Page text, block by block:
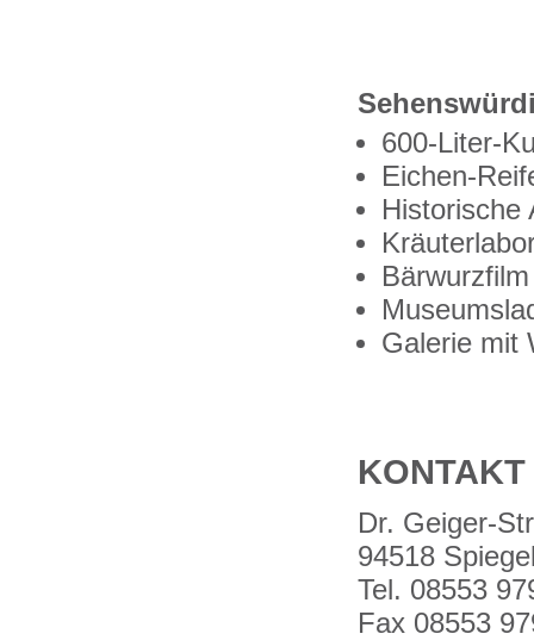
600-Liter-
Eichen-
Historische
Bärwurzfilm
Galerie mit
Dr. Geiger-
94518
Tel. 08553
Fax 08553